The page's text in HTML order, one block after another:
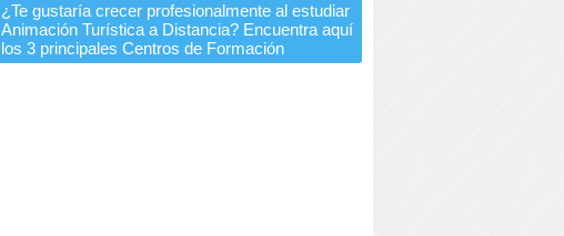
¿Te gustaría crecer profesionalmente al estudiar
Animación Turística a Distancia? Encuentra aquí
los 3 principales Centros de Formación